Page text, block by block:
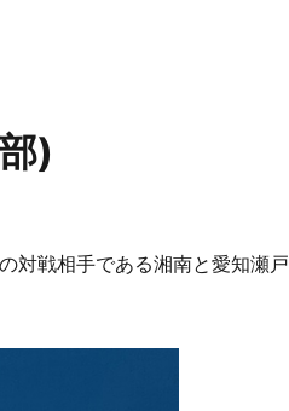
)
対戦相手である湘南と愛知瀬戸